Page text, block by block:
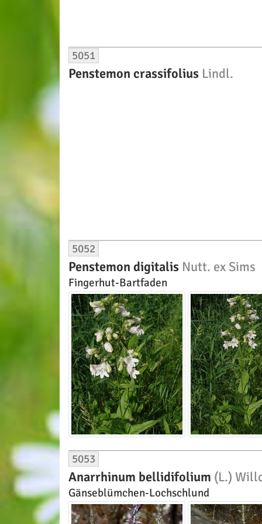
5051
Penstemon crassifolius Lindl.
5052
Penstemon digitalis Nutt. ex Sims
Fingerhut-Bartfaden
5053
Anarrhinum bellidifolium (L.)
Gänseblümchen-Lochschlund